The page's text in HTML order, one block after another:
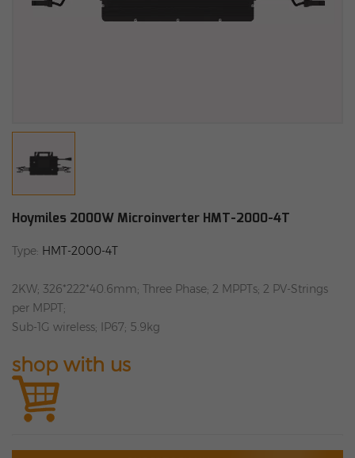
Hoymiles 2000W Microinverter HMT-2000-4T
Type: HMT-2000-4T
2KW; 326*222*40.6mm; Three Phase; 2 MPPTs; 2 PV-Strings
per MPPT;
Sub-1G wireless; IP67; 5.9kg
shop with us